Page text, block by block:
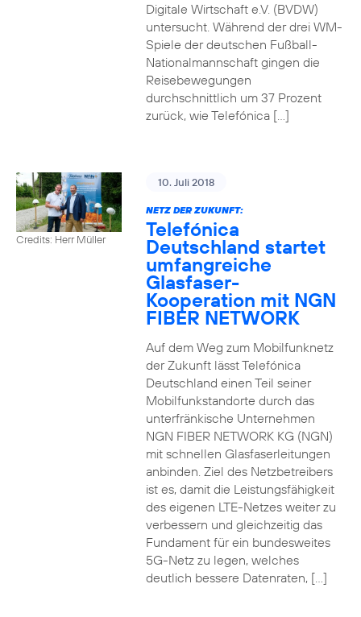
Digitale Wirtschaft e.V. (BVDW)
untersucht. Während der drei WM-
Spiele der deutschen Fußball-
Nationalmannschaft gingen die
Reisebewegungen
durchschnittlich um 37 Prozent
zurück, wie Telefónica […]
Credits: Herr Müller
10. Juli 2018
NETZ DER ZUKUNFT:
Telefónica
Deutschland startet
umfangreiche
Glasfaser-
Kooperation mit NGN
FIBER NETWORK
Auf dem Weg zum Mobilfunknetz
der Zukunft lässt Telefónica
Deutschland einen Teil seiner
Mobilfunkstandorte durch das
unterfränkische Unternehmen
NGN FIBER NETWORK KG (NGN)
mit schnellen Glasfaserleitungen
anbinden. Ziel des Netzbetreibers
ist es, damit die Leistungsfähigkeit
des eigenen LTE-Netzes weiter zu
verbessern und gleichzeitig das
Fundament für ein bundesweites
5G-Netz zu legen, welches
deutlich bessere Datenraten, […]